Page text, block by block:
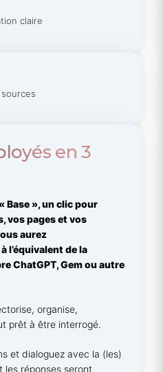
claire
en 3
Base », un clic pour
vos pages et vos
aurez
l’équivalent de la
ChatGPT, Gem ou autre
organise,
prêt à être interrogé.
et dialoguez avec la (les)
les réponses seront